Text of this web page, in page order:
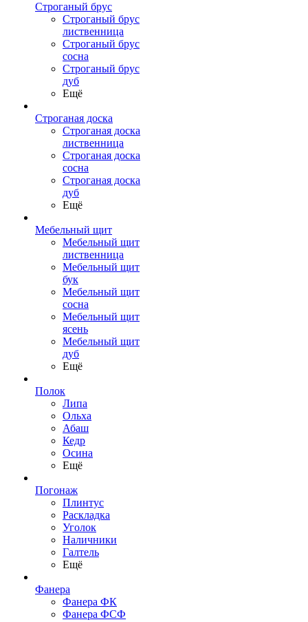
Строганый брус
Строганый брус
лиственница
Строганый брус
сосна
Строганый брус
дуб
Ещё
Строганая доска
Строганая доска
лиственница
Строганая доска
сосна
Строганая доска
дуб
Ещё
Мебельный щит
Мебельный щит
лиственница
Мебельный щит
бук
Мебельный щит
сосна
Мебельный щит
ясень
Мебельный щит
дуб
Ещё
Полок
Липа
Ольха
Абаш
Кедр
Осина
Ещё
Погонаж
Плинтус
Раскладка
Уголок
Наличники
Галтель
Ещё
Фанера
Фанера ФК
Фанера ФСФ